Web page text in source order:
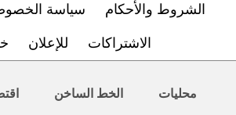
الشروط والأحكام سياسة
الاشتراكات للإعلان
محليات الخط الساخن